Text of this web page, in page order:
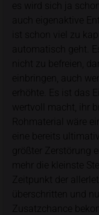
es wird sich ja
auch eigenaktive
ist schon viel zu
automatisch geht.
nicht zu befreien,
einbringen, auch
erhöhte. Es ist das
wertvoll macht, ihr
Rohmaterial wäre
eine bereits
größter Zerstörung
mehr die kleinste
Zeitpunkt der
überschritten und
Zusatzchance